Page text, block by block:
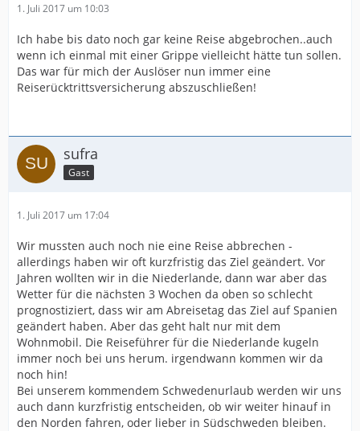
1. Juli 2017 um 10:03
Ich habe bis dato noch gar keine Reise abgebrochen..auch
wenn ich einmal mit einer Grippe vielleicht hätte tun sollen.
Das war für mich der Auslöser nun immer eine
Reiserücktrittsversicherung abszuschließen!
sufra
Gast
1. Juli 2017 um 17:04
Wir mussten auch noch nie eine Reise abbrechen -
allerdings haben wir oft kurzfristig das Ziel geändert. Vor
Jahren wollten wir in die Niederlande, dann war aber das
Wetter für die nächsten 3 Wochen da oben so schlecht
prognostiziert, dass wir am Abreisetag das Ziel auf Spanien
geändert haben. Aber das geht halt nur mit dem
Wohnmobil. Die Reiseführer für die Niederlande kugeln
immer noch bei uns herum. irgendwann kommen wir da
noch hin!
Bei unserem kommendem Schwedenurlaub werden wir uns
auch dann kurzfristig entscheiden, ob wir weiter hinauf in
den Norden fahren, oder lieber in Südschweden bleiben.